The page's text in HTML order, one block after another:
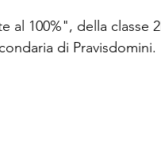
100%", della classe
di Pravisdomini.